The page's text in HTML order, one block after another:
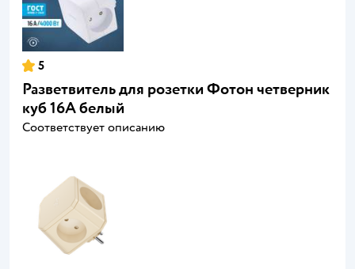
5
Разветвитель для розетки Фотoн четверник
куб 16А белый
Соответствует описанию